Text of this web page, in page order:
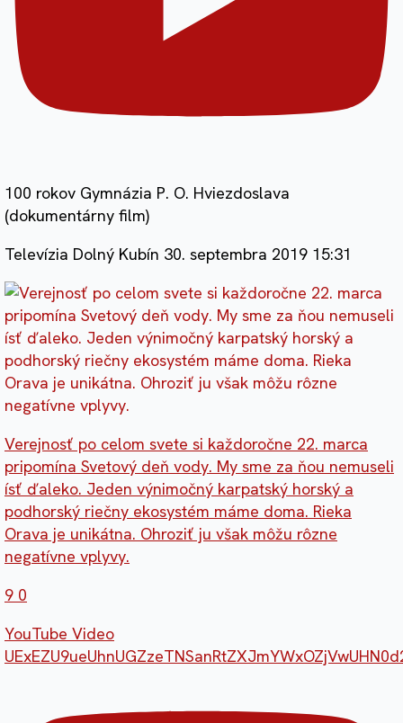
100 rokov Gymnázia P. O. Hviezdoslava
(dokumentárny film)
Televízia Dolný Kubín 30. septembra 2019 15:31
Verejnosť po celom svete si každoročne 22. marca
pripomína Svetový deň vody. My sme za ňou nemuseli
ísť ďaleko. Jeden výnimočný karpatský horský a
podhorský riečny ekosystém máme doma. Rieka
Orava je unikátna. Ohroziť ju však môžu rôzne
negatívne vplyvy.
9 0
YouTube Video